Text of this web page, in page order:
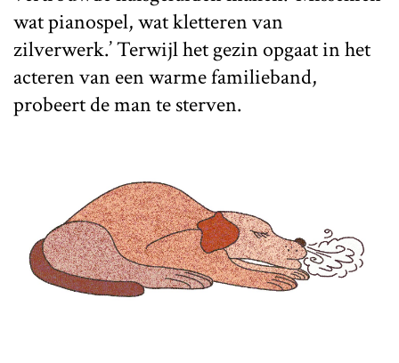
wat pianospel, wat kletteren van
zilverwerk.’ Terwijl het gezin opgaat in het
acteren van een warme familieband,
probeert de man te sterven.